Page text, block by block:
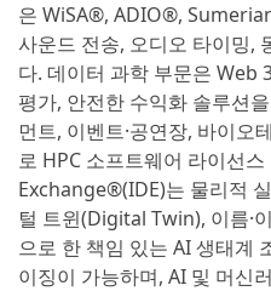
은 WiSA®, ADIO®,
사운드 전송, 오디오 타이밍,
다. 데이터 과학 부문은 Web
평가, 안전한 수익화 솔루션
먼트, 이벤트·공연장, 바이오
로 HPC 소프트웨어 라이선
Exchange®(IDE)는 물리적
털 트윈(Digital Twin), 이름·
으로 한 책임 있는 AI 생태계
이징이 가능하며, AI 및 머신